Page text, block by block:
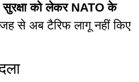
को लेकर NATO के
से अब टैरिफ लागू नहीं किए